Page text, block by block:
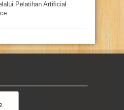
Pelatihan Artificial